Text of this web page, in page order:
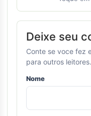
Deixe seu
Conte se voce fez
para outros leitores.
Nome